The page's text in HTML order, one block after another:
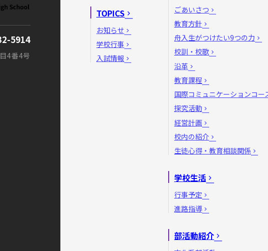
TOPICS
お知らせ
学校行事
入試情報
ごあいさつ
教育方針
舟入生がつけたい9つの力
校訓・校歌
沿革
教育課程
国際コミュニケーションコー
探究活動
経営計画
校内の紹介
生徒心得・教育相談関係
学校生活
行事予定
進路指導
部活動紹介
5914
4番4号